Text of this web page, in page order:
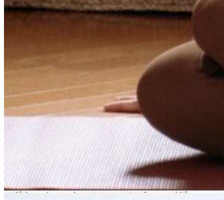
Dans le calme enveloppant du Monastère des Augustines,
simplement et de façon concrète, Lyne explorera avec vous ce
Lyne St-Roch
Professeure émérite de yoga et de méditation
Pionnière du yoga francophone à Montréal, fondatrice en 2001 des
Studios Lyne St-Roch, bachelière en sciences de l’activité physique
et professeure réputée, Lyne St-Roch possède une vaste expérience
dans le domaine du yoga et du mieux-être. Au fil des ans, elle a
guidé de nombreuses formations et retraites. Lyne a publié son